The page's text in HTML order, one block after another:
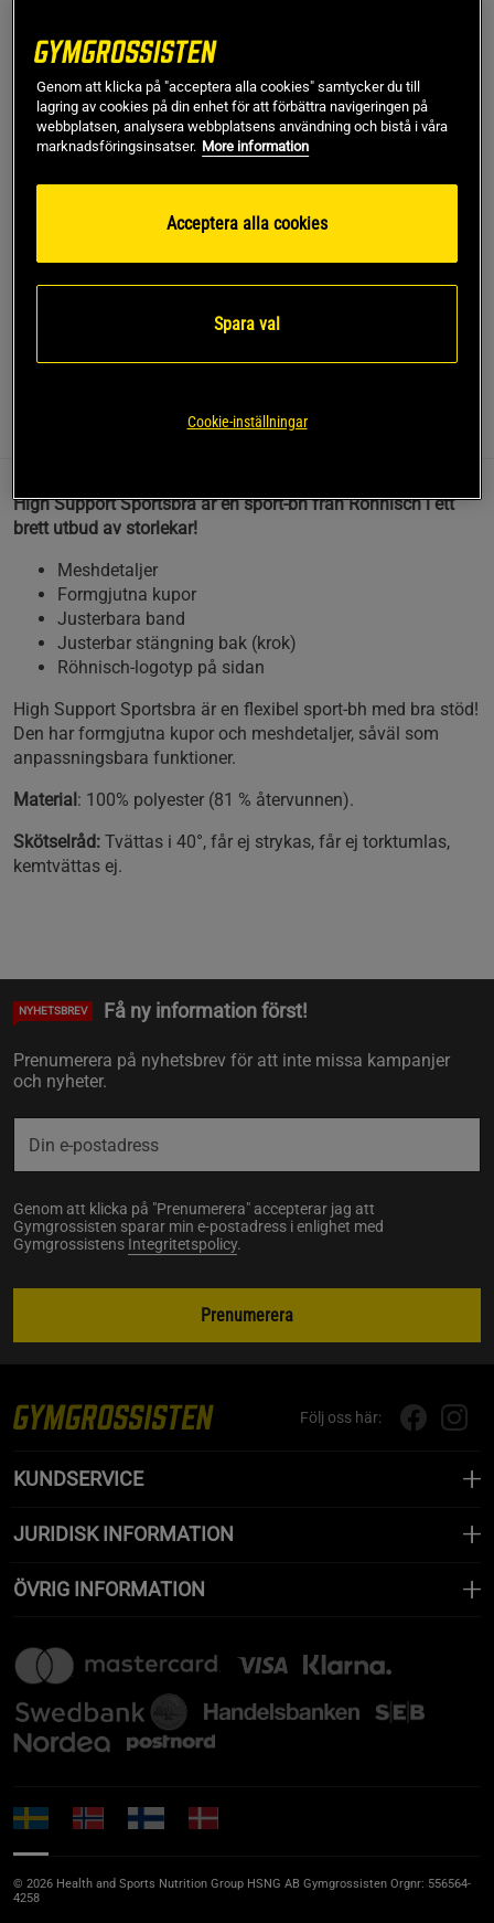
70C
Lägg i varukorgen
High Support Sportsbra är en sport-bh från Röhnisch i ett
Recensioner(1)
High Support Sportsbra är en sport-bh från Röhnisch i ett
brett utbud av storlekar!
Meshdetaljer
Formgjutna kupor
Justerbara band
Justerbar stängning bak (krok)
Röhnisch-logotyp på sidan
High Support Sportsbra är en flexibel sport-bh med bra stöd!
Den har formgjutna kupor och meshdetaljer, såväl som
anpassningsbara funktioner.
Material : 100% polyester (81 % återvunnen).
Skötselråd: Tvättas i 40°, får ej strykas, får ej torktumlas,
kemtvättas ej.
NYHETSBREV Få ny information först!
Prenumerera på nyhetsbrev för att inte missa kampanjer
och nyheter.
Genom att klicka på "Prenumerera" accepterar jag att
Gymgrossisten sparar min e-postadress i enlighet med
Gymgrossistens Integritetspolicy.
Prenumerera
Följ oss här:
KUNDSERVICE
JURIDISK INFORMATION
ÖVRIG INFORMATION
© 2026 Health and Sports Nutrition Group HSNG AB Gymgrossisten Orgnr: 556564-
4258
Genom att klicka på "acceptera alla cookies" samtycker du till
lagring av cookies på din enhet för att förbättra navigeringen på
webbplatsen, analysera webbplatsens användning och bistå i våra
marknadsföringsinsatser. More information
Acceptera alla cookies
Spara val
Cookie-inställningar